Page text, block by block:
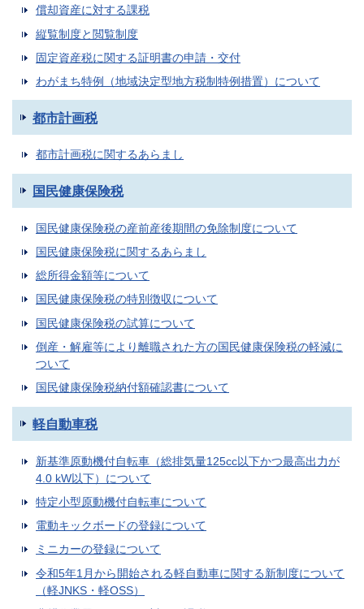
償却資産に対する課税
縦覧制度と閲覧制度
固定資産税に関する証明書の申請・交付
わがまち特例（地域決定型地方税制特例措置）について
都市計画税
都市計画税に関するあらまし
国民健康保険税
国民健康保険税の産前産後期間の免除制度について
国民健康保険税に関するあらまし
総所得金額等について
国民健康保険税の特別徴収について
国民健康保険税の試算について
倒産・解雇等により離職された方の国民健康保険税の軽減に
ついて
国民健康保険税納付額確認書について
軽自動車税
新基準原動機付自転車（総排気量125cc以下かつ最高出力が
4.0 kW以下）について
特定小型原動機付自転車について
電動キックボードの登録について
ミニカーの登録について
令和5年1月から開始される軽自動車に関する新制度について
（軽JNKS・軽OSS）